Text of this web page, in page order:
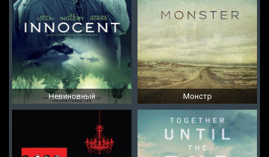
Невиновный Монстр